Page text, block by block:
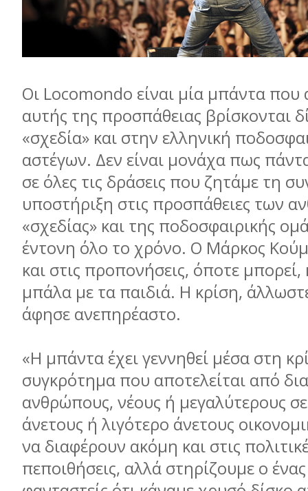
Οι Locomondo είναι µία µπάντα
αυτής της προσπάθειας βρίσκονται
«σχεδία» και στην ελληνική
αστέγων. Δεν είναι µονάχα πως
σε όλες τις δράσεις που ζητάµε τη
υποστήριξη στις προσπάθειες των
«σχεδίας» και της ποδοσφαιρικής
έντονη όλο το χρόνο. Ο Μάρκος
και στις προπονήσεις, όποτε µπορεί,
µπάλα µε τα παιδιά. Η κρίση,
άφησε ανεπηρέαστο.
«Η µπάντα έχει γεννηθεί µέσα στη
συγκρότηµα που αποτελείται από
ανθρώπους, νέους ή µεγαλύτερους
άνετους ή λιγότερο άνετους
να διαφέρουν ακόµη και στις
πεποιθήσεις, αλλά στηρίζουµε ο